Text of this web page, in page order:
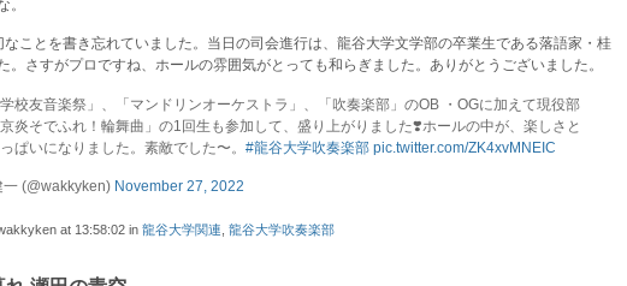
。
なことを書き忘れていました。当日の司会進行は、龍谷大学文学部の卒業生である落語家・桂
。さすがプロですね、ホールの雰囲気がとっても和らぎました。ありがとうございました。
学校友音楽祭」、「マンドリンオーケストラ」、「吹奏楽部」のOB ・OGに加えて現役部
炎そでふれ！輪舞曲」の1回生も参加して、盛り上がりました❣️ホールの中が、楽しさと
ぱいになりました。素敵でした〜。 #龍谷大学吹奏楽部 pic.twitter.com/ZK4xvMNEIC
(@wakkyken) November 27, 2022
at 13:58:02 in 龍谷大学関連, 龍谷大学吹奏楽部